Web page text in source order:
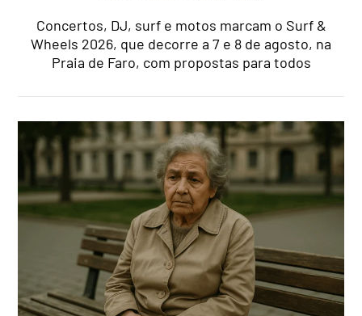
Concertos, DJ, surf e motos marcam o Surf &
Wheels 2026, que decorre a 7 e 8 de agosto, na
Praia de Faro, com propostas para todos